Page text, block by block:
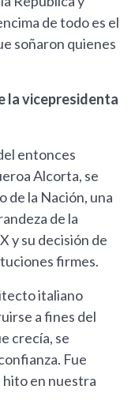
de todo es el
soñaron quienes
la vicepresidenta
entonces
Alcorta, se
de la Nación, una
de la
y su decisión de
firmes.
italiano
a fines del
crecía, se
Fue
hito en nuestra